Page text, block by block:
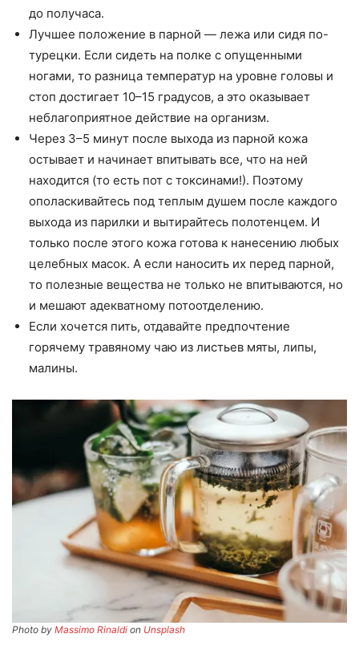
до получаса.
Лучшее положение в парной — лежа или сидя по-
турецки. Если сидеть на полке с опущенными
ногами, то разница температур на уровне головы и
стоп достигает 10–15 градусов, а это оказывает
неблагоприятное действие на организм.
Через 3–5 минут после выхода из парной кожа
остывает и начинает впитывать все, что на ней
находится (то есть пот с токсинами!). Поэтому
ополаскивайтесь под теплым душем после каждого
выхода из парилки и вытирайтесь полотенцем. И
только после этого кожа готова к нанесению любых
целебных масок. А если наносить их перед парной,
то полезные вещества не только не впитываются, но
и мешают адекватному потоотделению.
Если хочется пить, отдавайте предпочтение
горячему травяному чаю из листьев мяты, липы,
малины.
Photo by Massimo Rinaldi on Unsplash